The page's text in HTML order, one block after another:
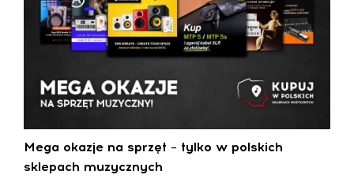
Mega okazje na sprzęt – tylko w polskich
sklepach muzycznych